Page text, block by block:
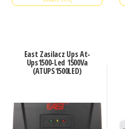
East Zasilacz Ups At-
Ups1500-Led 1500Va
(ATUPS1500LED)